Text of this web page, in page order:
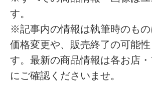
す。
※記事内の情報は執筆時のもの
価格変更や、販売終了の可能性
す。最新の商品情報は各お店
にご確認くださいませ。